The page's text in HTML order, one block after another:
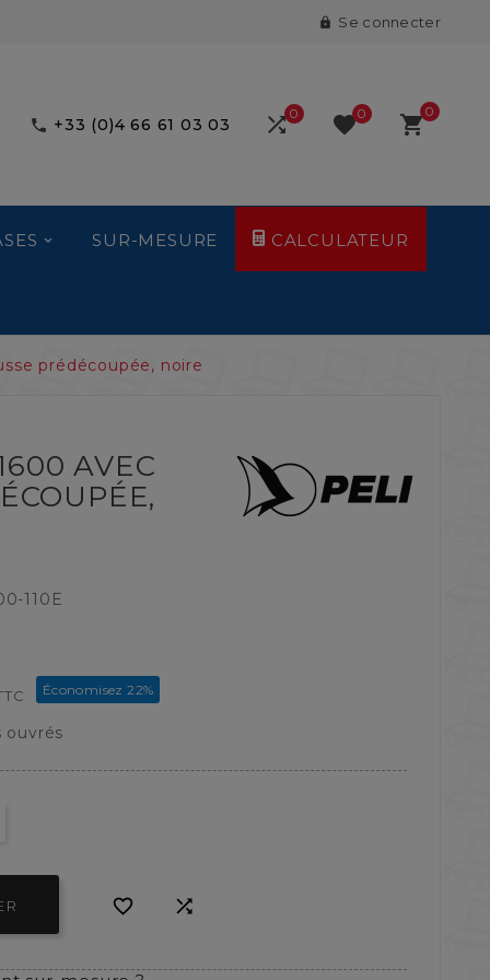
 Se connecter
 +33 (0)4 66 61 03 03 0 0 
0
SUR-MESURE CALCULATEUR
prédécoupée, noire
AVEC
110E
Économisez 22%
ouvrés
 